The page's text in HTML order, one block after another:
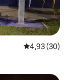
Gemiddelde
4,93 (30)